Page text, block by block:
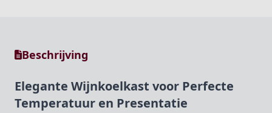
Beschrijving
Elegante Wijnkoelkast voor Perfecte
Temperatuur en Presentatie